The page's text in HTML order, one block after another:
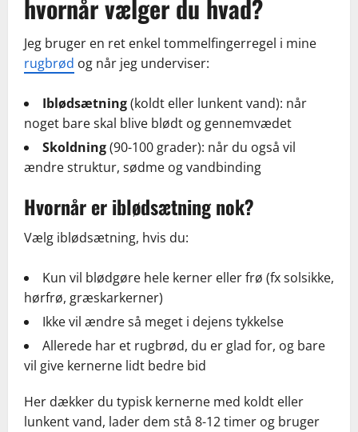
hvornår vælger du hvad?
Jeg bruger en ret enkel tommelfingerregel i mine
rugbrød og når jeg underviser:
Iblødsætning(koldt eller lunkent vand): når
noget bare skal blive blødt og gennemvædet
Skoldning(90-100 grader): når du også vil
ændre struktur, sødme og vandbinding
Hvornår er iblødsætning nok?
Vælg iblødsætning, hvis du:
Kun vil blødgøre hele kerner eller frø (fx solsikke,
hørfrø, græskarkerner)
Ikke vil ændre så meget i dejens tykkelse
Allerede har et rugbrød, du er glad for, og bare
vil give kernerne lidt bedre bid
Her dækker du typisk kernerne med koldt eller
lunkent vand, lader dem stå 8-12 timer og bruger